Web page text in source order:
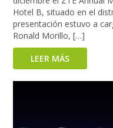
Hotel B, situado en el
presentación estuvo a
Ronald Morillo, […]
LEER MÁS